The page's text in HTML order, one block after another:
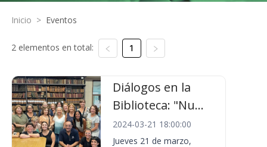
Inicio > Eventos
2 elementos en total: 1
Diálogos en la
Biblioteca: "Nu...
2024-03-21 18:00:00
Jueves 21 de marzo,